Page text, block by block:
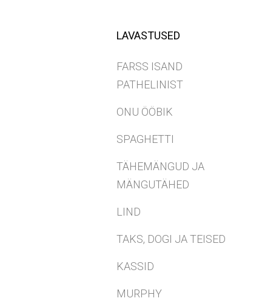
LAVASTUSED
FARSS ISAND
PATHELINIST
ONU ÖÖBIK
SPAGHETTI
TÄHEMÄNGUD JA
MÄNGUTÄHED
LIND
TAKS, DOGI JA TEISED
KASSID
MURPHY